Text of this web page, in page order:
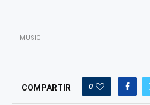
MUSIC
COMPARTIR 0